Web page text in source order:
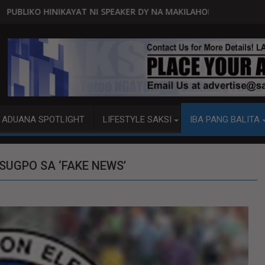
DY NA MAKILAHOK SA PAGBUO NG MGA BATAS
MALACAÑANG PINAAARAL NA SA
ADUANA SPOTLIGHT LIFESTYLE SAKSI IBA PANG BALITA
SA ‘FAKE NEWS’